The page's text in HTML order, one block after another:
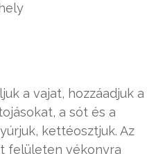
a vajat, hozzáadjuk a
a sót és a
kettéosztjuk. Az
felületen vékonyra